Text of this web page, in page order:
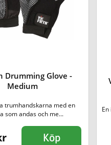
Drumming Glove -
Medium
trumhandskarna med en
som andas och me...
Köp